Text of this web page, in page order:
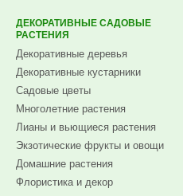
ДЕКОРАТИВНЫЕ САДОВЫЕ
РАСТЕНИЯ
Декоративные деревья
Декоративные кустарники
Садовые цветы
Многолетние растения
Лианы и вьющиеся растения
Экзотические фрукты и овощи
Домашние растения
Флористика и декор